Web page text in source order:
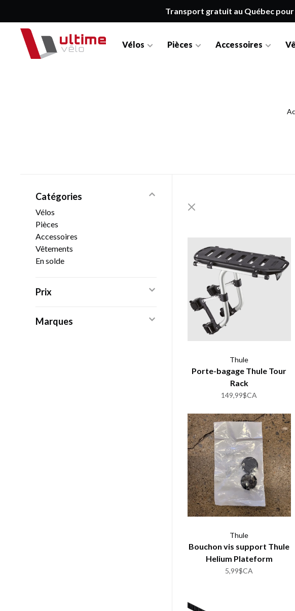
Transport gratuit au Québec pour
Vélos Pièces Accessoires
Catégories
Vélos
Pièces
Accessoires
Vêtements
En solde
Prix
Marques
Thule
Porte-bagage Thule Tour
Rack
149,99$CA
Thule
Bouchon vis support Thule
Helium Plateform
(Ratchet)
5,99$CA